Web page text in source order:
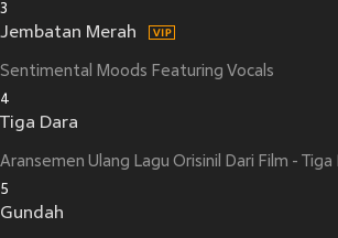
3
Jembatan Merah
Sentimental Moods Featuring Vocals
4
Tiga Dara
Aransemen Ulang Lagu Orisinil Dari Film - Tiga
5
Gundah